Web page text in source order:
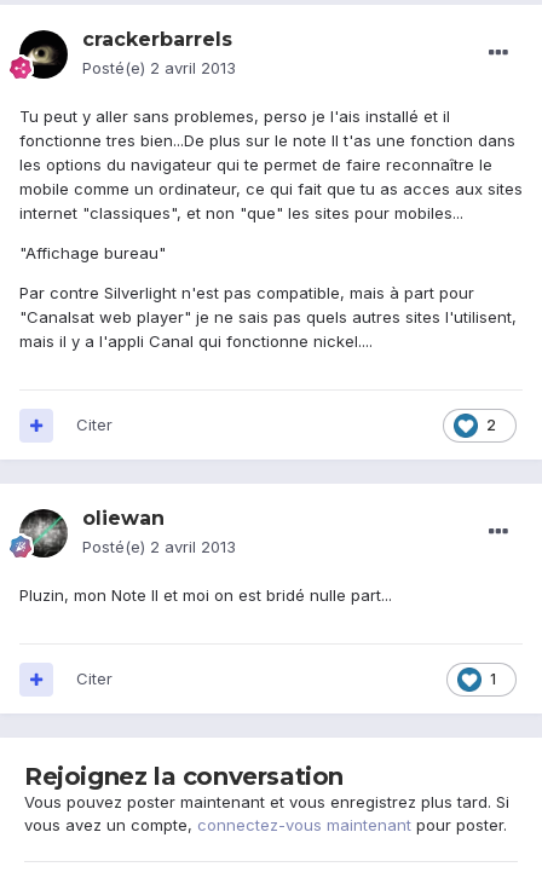
crackerbarrels
Posté(e) 2 avril 2013
Tu peut y aller sans problemes, perso je l'ais installé et il
fonctionne tres bien...De plus sur le note II t'as une fonction dans
les options du navigateur qui te permet de faire reconnaître le
mobile comme un ordinateur, ce qui fait que tu as acces aux sites
internet "classiques", et non "que" les sites pour mobiles...
"Affichage bureau"
Par contre Silverlight n'est pas compatible, mais à part pour
"Canalsat web player" je ne sais pas quels autres sites l'utilisent,
mais il y a l'appli Canal qui fonctionne nickel....
2
Citer
oliewan
Posté(e) 2 avril 2013
Pluzin, mon Note II et moi on est bridé nulle part...
1
Citer
Rejoignez la conversation
Vous pouvez poster maintenant et vous enregistrez plus tard. Si
vous avez un compte, connectez-vous maintenant pour poster.